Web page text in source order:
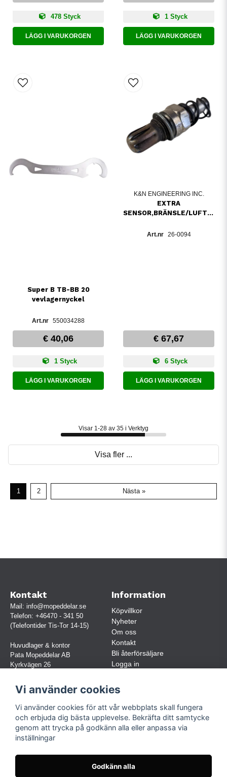
478 Styck
LÄGG I VARUKORGEN
1 Styck
LÄGG I VARUKORGEN
Super B TB-BB 20
vevlagernyckel
550034288
€ 40,06
1 Styck
LÄGG I VARUKORGEN
K&N ENGINEERING INC.
EXTRA
SENSOR,BRÄNSLE/LUFTBLNDN
26-0094
€ 67,67
6 Styck
LÄGG I VARUKORGEN
Visar 1-28 av 35 i Verktyg
Visa fler ...
1 2 Nästa »
Kontakt
Mail: info@mopeddelar.se
Telefon: +46470 - 341 50
(Telefontider Tis-Tor 14-15)
Huvudlager & kontor
Pata Mopeddelar AB
Kyrkvägen 26
(OBS. Endast förbokade besök)
Org.nr:
559030-5248
Jur. namn: Pata Mopeddelar AB
Information
Köpvillkor
Nyheter
Om oss
Kontakt
Bli återförsäljare
Logga in
Följ oss
Vi använder cookies
Vi använder cookies för att vår webbplats skall fungera
och erbjuda dig bästa upplevelse. Bekräfta ditt samtycke
genom att trycka på godkänn alla eller anpassa via
inställningar
Godkänn alla